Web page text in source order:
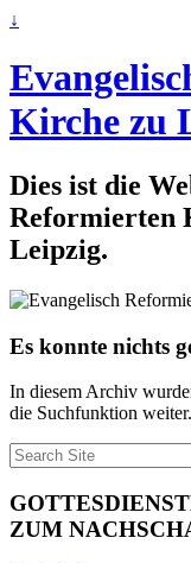
↓
Kirche zu
Dies ist die
Reformierten
Leipzig.
Es konnte nichts
In diesem Archiv
die Suchfunktion weiter.
Suche
nach:
ZUM